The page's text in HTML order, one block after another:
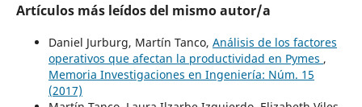
Artículos más leídos del mismo autor/a
Daniel Jurburg, Martín Tanco, Análisis de los factores
operativos que afectan la productividad en Pymes ,
Memoria Investigaciones en Ingeniería: Núm. 15
(2017)